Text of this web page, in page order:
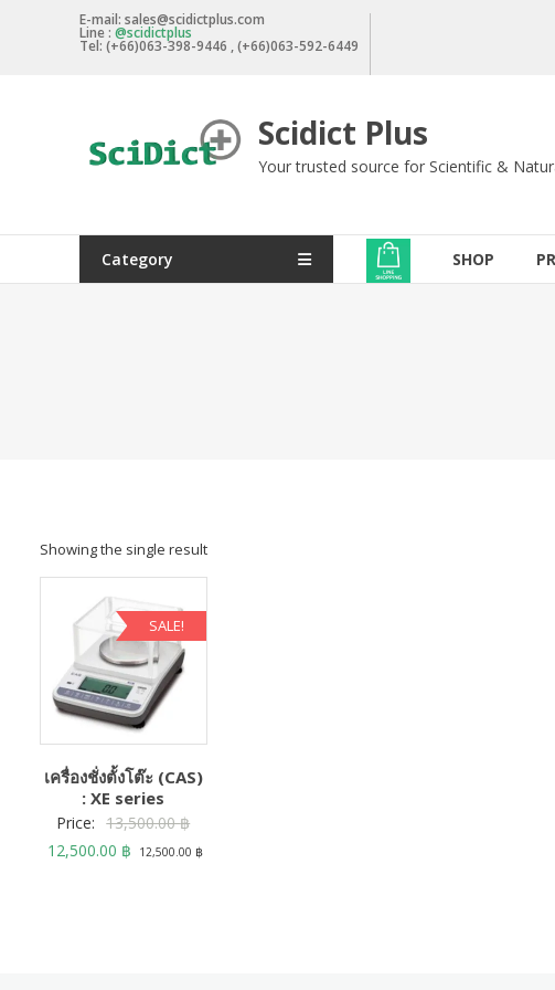
E-mail: sales@scidictplus.com
Line : @scidictplus
Tel: (+66)063-398-9446 , (+66)063-592-6449
Scidict Plus
Your trusted source for Scientific &
Category SHOP
Showing the single result
SALE!
เครื่องชั่งตั้งโต๊ะ (CAS)
: XE series
Price: 13,500.00฿Original
price
12,500.00 ฿Current
12,500.00 ฿